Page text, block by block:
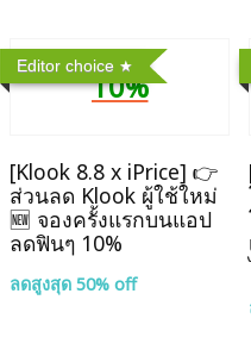
Editor choice
10%
[Klook 8.8 x iPrice] 👉
ส่วนลด Klook ผู้ใช้ใหม่
🆕 จองครั้งแรกบนแอป
ลดฟินๆ 10%
ลดสูงสุด 50% off